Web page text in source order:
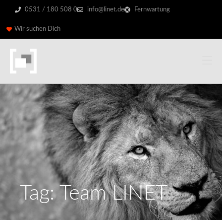
0531 / 180 508 0 info@linet.de Fernwartung
Wir suchen Dich
Tag: Team LINET